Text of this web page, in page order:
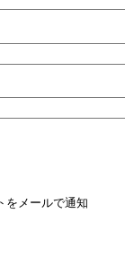
をメールで通知